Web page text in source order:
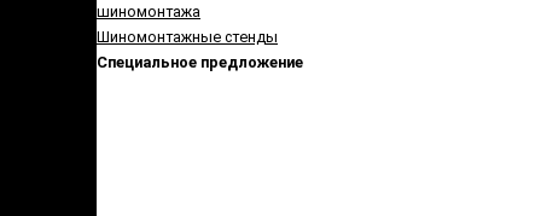
шиномонтажа
Шиномонтажные стенды
Специальное предложение